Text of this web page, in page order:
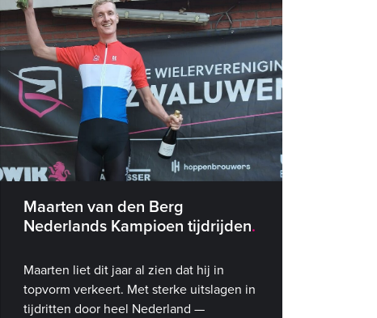
Maarten van den Berg
Nederlands Kampioen tijdrijden
Maarten liet dit jaar al zien dat hij in
topvorm verkeert. Met sterke uitslagen in
tijdritten door heel Nederland —